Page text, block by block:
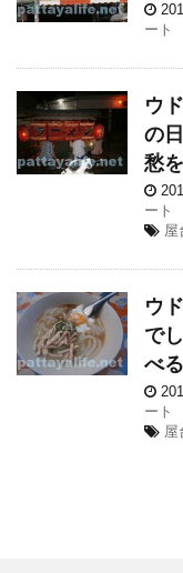
ート
ウ
の
愁
ート
屋
ウ
で
べ
ート
屋